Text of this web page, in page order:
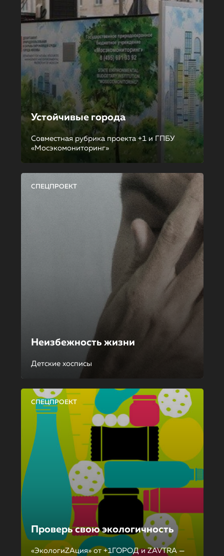
Устойчивые города
Совместная рубрика проекта +1 и ГПБУ
«Мосэкомониторинг»
СПЕЦПРОЕКТ
Неизбежность жизни
Детские хосписы
СПЕЦПРОЕКТ
Проверь свою экологичность
«ЭкологиZAция» от +1ГОРОД и ZAVTRA —